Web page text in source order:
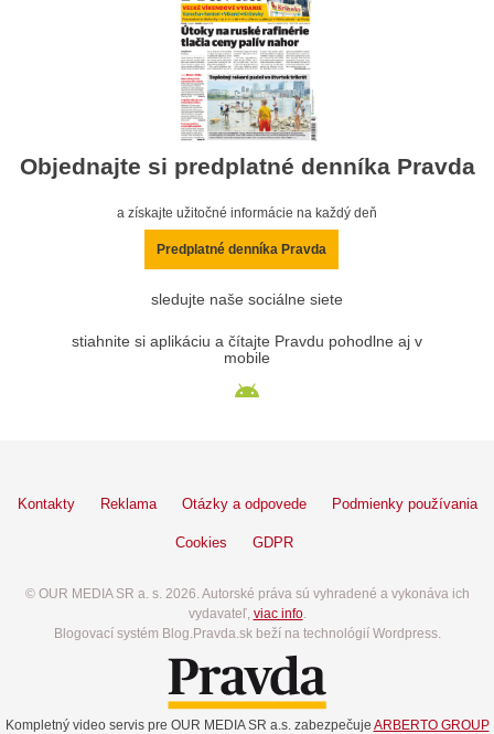
Objednajte si predplatné denníka Pravda
a získajte užitočné informácie na každý deň
Predplatné denníka Pravda
sledujte naše sociálne siete
stiahnite si aplikáciu a čítajte Pravdu pohodlne aj v
mobile
Kontakty Reklama Otázky a odpovede Podmienky používania
Cookies GDPR
© OUR MEDIA SR a. s. 2026. Autorské práva sú vyhradené a vykonáva ich
vydavateľ, viac info.
Blogovací systém Blog.Pravda.sk beží na technológií Wordpress.
Kompletný video servis pre OUR MEDIA SR a.s. zabezpečuje ARBERTO GROUP